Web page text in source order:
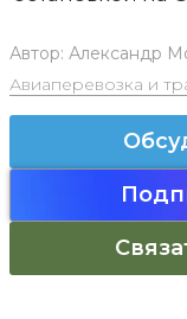
Автор: Александр
Авиаперевозка и